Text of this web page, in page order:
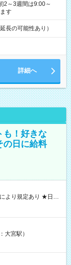
2～3週間は9:00～
す
長の可能性あり）
詳細へ
も！好きな
日に給料
GET♪ お仕事後はコ
】試
大宮駅）